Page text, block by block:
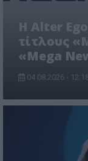
Η Alter
τίτλους
«Mega
04.08.2026 -